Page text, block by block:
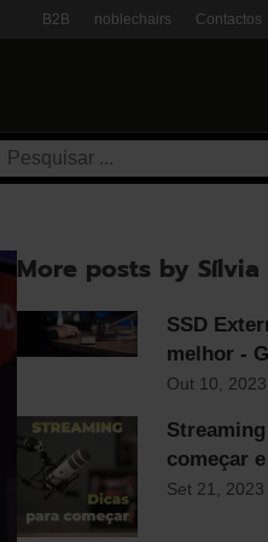
B2B noblechairs Contactos
More posts by
SSD
melhor -
Out 10, 2023
começar
para
Set 21, 2023